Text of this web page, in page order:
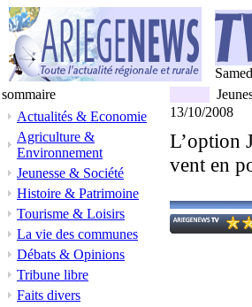
sommaire
Actualités & Economie
Agriculture &
Environnement
Jeunesse & Société
Histoire & Patrimoine
Tourisme & Loisirs
La vie des communes
Débats & Opinions
Tribune libre
Faits divers
13/10/2008
L’option
vent en